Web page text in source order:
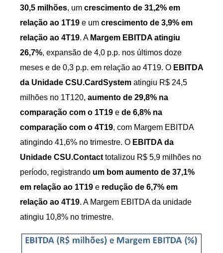
30,5 milhões, um crescimento de 31,2% em
relação ao 1T19 e um crescimento de 3,9% em
relação ao 4T19. A Margem EBITDA atingiu
26,7%, expansão de 4,0 p.p. nos últimos doze
meses e de 0,3 p.p. em relação ao 4T19. O EBITDA
da Unidade CSU.CardSystem atingiu R$ 24,5
milhões no 1T120, aumento de 29,8% na
comparação com o 1T19 e de 6,8% na
comparação com o 4T19, com Margem EBITDA
atingindo 41,6% no trimestre. O EBITDA da
Unidade CSU.Contact totalizou R$ 5,9 milhões no
período, registrando um bom aumento de 37,1%
em relação ao 1T19 e redução de 6,7% em
relação ao 4T19. A Margem EBITDA da unidade
atingiu 10,8% no trimestre.